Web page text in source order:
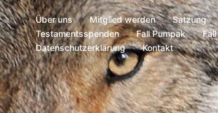
Über uns Mitglied werden Satzung
Testamentsspenden
Fall Pumpak
Datenschutzerklärung
Kontakt